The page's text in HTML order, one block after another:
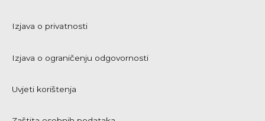
Izjava o privatnosti
Izjava o ograničenju odgovornosti
Uvjeti korištenja